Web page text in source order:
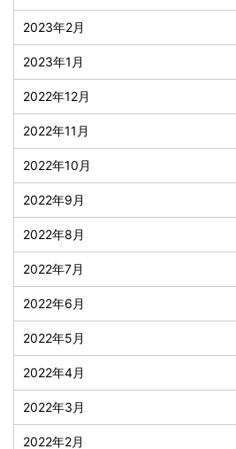
2023年2月
2023年1月
2022年12月
2022年11月
2022年10月
2022年9月
2022年8月
2022年7月
2022年6月
2022年5月
2022年4月
2022年3月
2022年2月